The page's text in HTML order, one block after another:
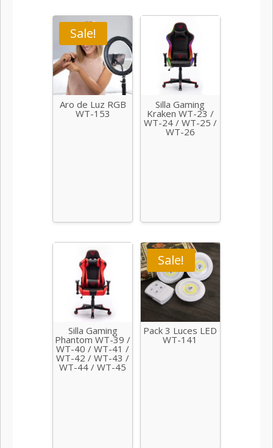
Sale!
Aro de Luz RGB
WT-153
Silla Gaming
Kraken WT-23 /
WT-24 / WT-25 /
WT-26
Silla Gaming
Phantom WT-39 /
WT-40 / WT-41 /
WT-42 / WT-43 /
WT-44 / WT-45
Sale!
Pack 3 Luces LED
WT-141